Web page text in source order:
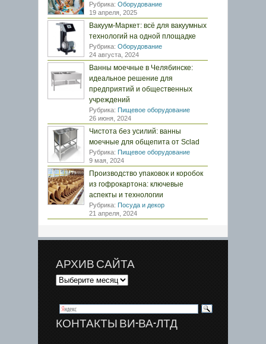
Рубрика: Оборудование
19 апреля, 2025
Вакуум-Маркет: всё для вакуумных
технологий на одной площадке
Рубрика: Оборудование
24 августа, 2024
Ванны моечные в Челябинске:
идеальное решение для
предприятий и общественных
учреждений
Рубрика: Пищевое оборудование
26 июня, 2024
Чистота без усилий: ванны
моечные для общепита от Sclad
Рубрика: Пищевое оборудование
9 мая, 2024
Производство упаковок и коробок
из гофрокартона: ключевые
аспекты и технологии
Рубрика: Посуда и декор
21 апреля, 2024
АРХИВ САЙТА
КОНТАКТЫ ВИ-ВА-ЛТД